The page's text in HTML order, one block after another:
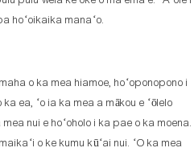
hoʻoikaika manaʻo.
o ka mea hiamoe, hoʻoponopono i
ea, ʻo ia ka mea a mākou e ʻōlelo
nui e hoʻoholo i ka pae o ka moena.
o ke kumu kūʻai nui. ʻO ka mea